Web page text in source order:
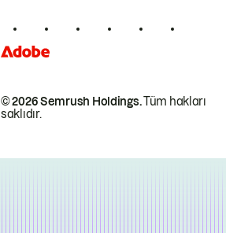
© 2026 Semrush Holdings.Tüm hakları
saklıdır.